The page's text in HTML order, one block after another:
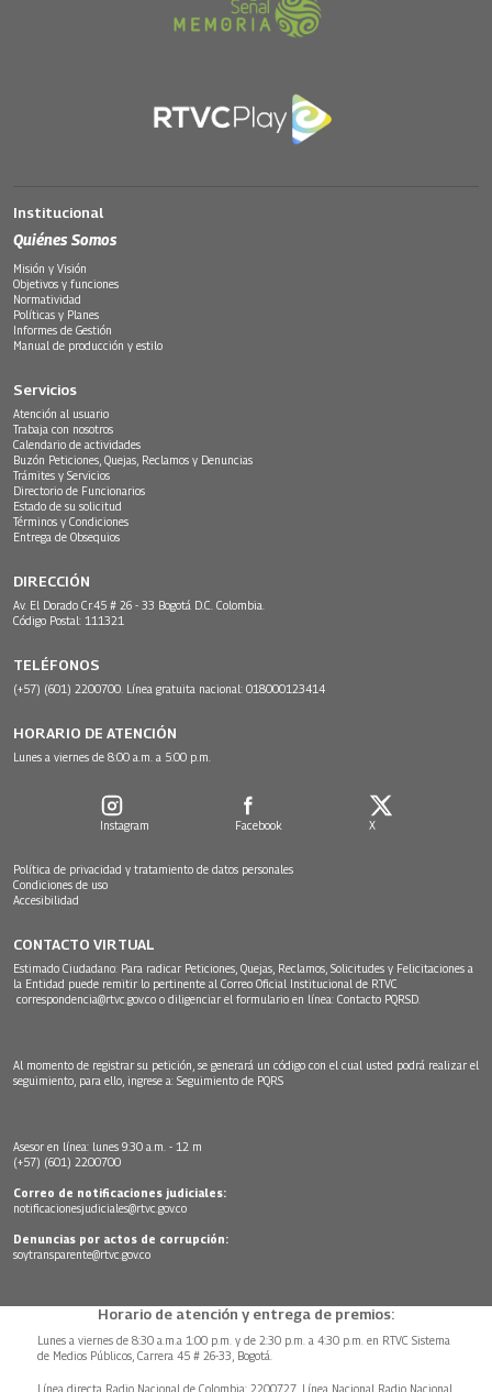
Institucional
Quiénes Somos
Misión y Visión
Objetivos y funciones
Normatividad
Políticas y Planes
Informes de Gestión
Manual de producción y estilo
Servicios
Atención al usuario
Trabaja con nosotros
Calendario de actividades
Buzón Peticiones, Quejas, Reclamos y Denuncias
Trámites y Servicios
Directorio de Funcionarios
Estado de su solicitud
Términos y Condiciones
Entrega de Obsequios
DIRECCIÓN
Av. El Dorado Cr.45 # 26 - 33 Bogotá D.C. Colombia.
Código Postal: 111321
TELÉFONOS
(+57) (601) 2200700. Línea gratuita nacional: 018000123414
HORARIO DE ATENCIÓN
Lunes a viernes de 8:00 a.m. a 5:00 p.m.
Instagram Facebook X
Política de privacidad y tratamiento de datos personales
Condiciones de uso
Accesibilidad
CONTACTO VIRTUAL
Estimado Ciudadano: Para radicar Peticiones, Quejas, Reclamos, Solicitudes y Felicitaciones a
la Entidad puede remitir lo pertinente al Correo Oficial Institucional de RTVC
correspondencia@rtvc.gov.co o diligenciar el formulario en línea: Contacto PQRSD.
Al momento de registrar su petición, se generará un código con el cual usted podrá realizar el
seguimiento, para ello, ingrese a: Seguimiento de PQRS
Asesor en línea: lunes 9:30 a.m. - 12 m
(+57) (601) 2200700
Correo de notificaciones judiciales:
notificacionesjudiciales@rtvc.gov.co
Denuncias por actos de corrupción:
soytransparente@rtvc.gov.co
Horario de atención y entrega de premios:
Lunes a viernes de 8:30 a.m.a 1:00 p.m. y de 2:30 p.m. a 4:30 p.m. en RTVC Sistema
de Medios Públicos, Carrera 45 # 26-33, Bogotá.
Línea directa Radio Nacional de Colombia: 2200727, Línea Nacional Radio Nacional